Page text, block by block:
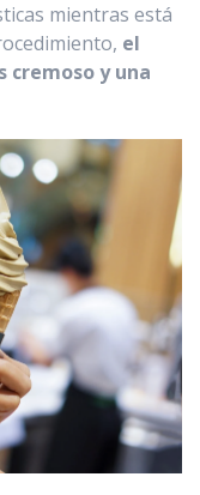
mientras está
el
cremoso y una